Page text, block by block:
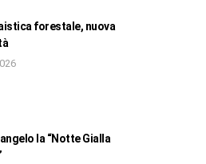
forestale, nuova
la “Notte Gialla